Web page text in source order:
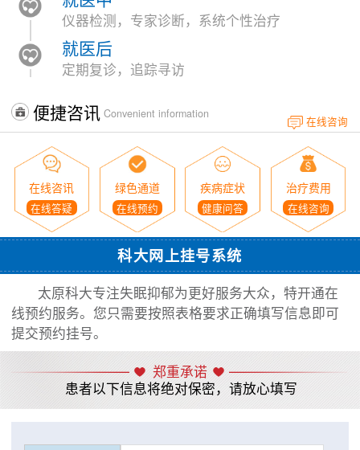
仪器检测，专家诊断，系统个性治疗
就医后
定期复诊，追踪寻访
便捷咨讯 Convenient information
在线咨询
在线咨讯
在线答疑
绿色通道
在线预约
疾病症状
健康问答
治疗费用
在线咨询
科大网上挂号系统
太原科大专注失眠抑郁为更好服务大众，特开通在
线预约服务。您只需要按照表格要求正确填写信息即可
提交预约挂号。
郑重承诺
患者以下信息将绝对保密，请放心填写